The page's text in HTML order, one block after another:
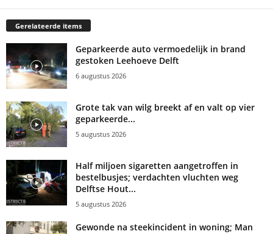
Gerelateerde items
Geparkeerde auto vermoedelijk in brand
gestoken Leehoeve Delft
6 augustus 2026
Grote tak van wilg breekt af en valt op vier
geparkeerde...
5 augustus 2026
Half miljoen sigaretten aangetroffen in
bestelbusjes; verdachten vluchten weg
Delftse Hout...
5 augustus 2026
Gewonde na steekincident in woning; Man